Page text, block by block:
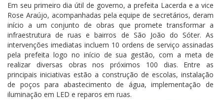
Em seu primeiro dia útil de governo, a prefeita Lacerda e a vice
Rose Araújo, acompanhadas pela equipe de secretários, deram
início a um conjunto de obras que promete transformar a
infraestrutura de ruas e bairros de São João do Sóter. As
intervenções imediatas incluem 10 ordens de serviço assinadas
pela prefeita logo no início de sua gestão, com a meta de
realizar diversas obras nos próximos 100 dias. Entre as
principais iniciativas estão a construção de escolas, instalação
de poços para abastecimento de água, implementação de
iluminação em LED e reparos em ruas.